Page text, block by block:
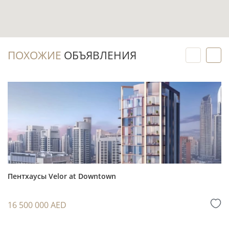
фактическое состояние лота до принятия
решения о покупке.
Инвестиционный потенциал
Готовый пентхаус можно выводить на
рынок аренды без ожидания завершения
работ по комплексу: покупатель оценивает
реальный вид, площадь, комплектацию и
расположение объекта перед сделкой.
ограниченным островным предложением, а
ПОХОЖИЕ ОБЪЯВЛЕНИЯ
Пентхаусы Velor at Downtown
16 500 000 AED